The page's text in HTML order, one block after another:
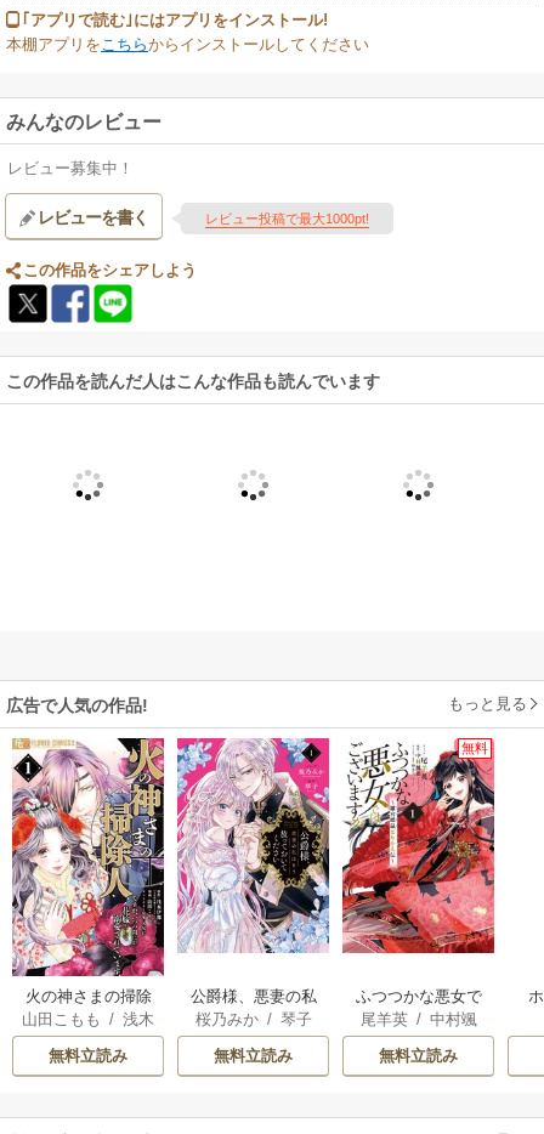
｢アプリで読む｣にはアプリをインストール!
本棚アプリをこちらからインストールしてください
みんなのレビュー
レビュー募集中！
レビューを書く レビュー投稿で最大1000pt!
この作品をシェアしよう
この作品を読んだ人はこんな作品も読んでいます
広告で人気の作品! もっと見る
火の神さまの掃除
人ですが、いつの
間にか花嫁として
溺愛されています
山田こもも /浅木
伊都/SNC
無料立読み
公爵様、悪妻の私
はもう放っておい
てください
桜乃みか/ 琴子
無料立読み
無料
ふつつかな悪女で
はございますが ～
雛宮蝶鼠とりかえ
伝～
尾羊英/ 中村颯
希
/ ゆき哉
無料立読み